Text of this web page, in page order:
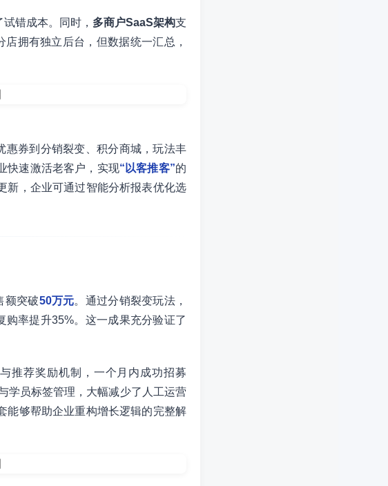
错成本。同时， 多商户SaaS架构支
店拥有独立后台，但数据统一汇总，
惠券到分销裂变、积分商城，玩法丰
快速激活老客户，实现“以客推客”的
新，企业可通过智能分析报表优化选
额突破50万元。通过分销裂变玩法，
率提升35%。这一成果充分验证了
推荐奖励机制，一个月内成功招募
学员标签管理，大幅减少了人工运营
能够帮助企业重构增长逻辑的完整解